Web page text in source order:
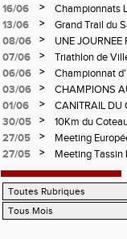
16/06
>
Championnats
13/06
>
Grand Trail du
d'Andrézieux-
08/06 >
UNE JOURNEE
07/06 >
Triathlon de
Circuit de la
06/06 >
Championnat
03/06
>
CHAMPIONS
01/06
>
CANITRAIL DU
30/05
>
10Km du
Pilatrail
27/05 >
Meeting
27/05
> Meeting Tassin